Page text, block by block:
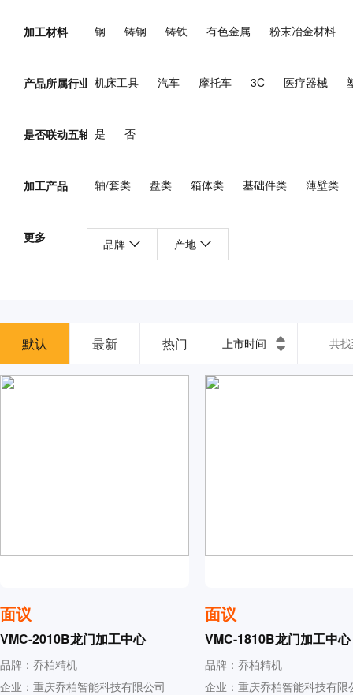
加工材料 钢 铸钢 铸铁 有色金属 粉末冶金材料
产品所属行业 机床工具 汽车 摩托车 3C 医疗器械
是否联动五轴 是 否
加工产品 轴/套类 盘类 箱体类 基础件类 薄壁类
更多 品牌 产地
默认 最新 热门 上市时间 共
面议
VMC-2010B龙门加工中心
品牌：乔柏精机
企业：重庆乔柏智能科技有限公司
面议
VMC-1810B龙门加工中心
品牌：乔柏精机
企业：重庆乔柏智能科技有限